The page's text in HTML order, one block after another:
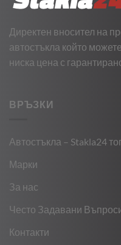
Директен вносител на
автостъкла който
ниска цена с
ВРЪЗКИ
Автостъкла – Stakla24
Марки
За нас
Често Задавани
Контакти